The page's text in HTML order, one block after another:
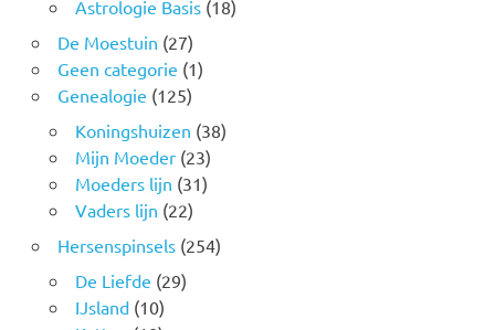
Astrologie Basis(18)
De Moestuin (27)
Geen categorie (1)
Genealogie (125)
Koningshuizen (38)
Mijn Moeder(23)
Moeders lijn (31)
Vaders lijn (22)
Hersenspinsels(254)
De Liefde (29)
IJsland(10)